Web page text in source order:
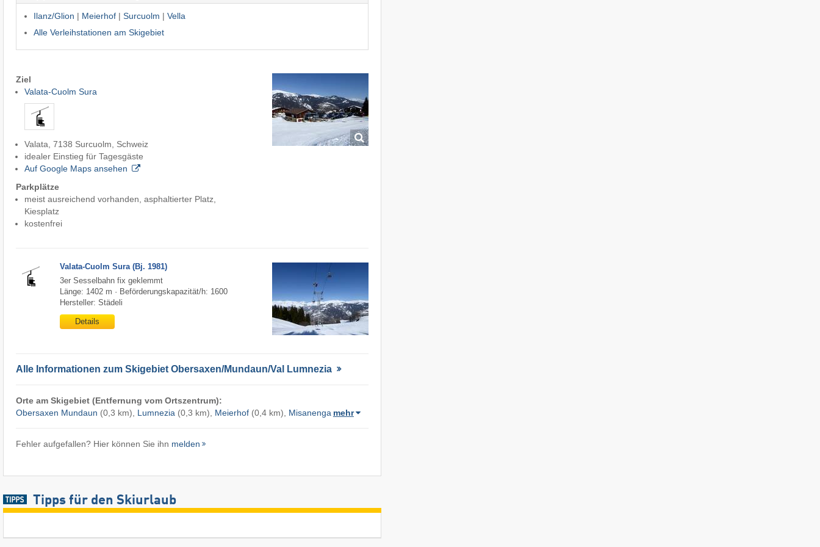
Ilanz/​Glion | Meierhof| Surcuolm | Vella
Alle Verleihstationen am Skigebiet
Ziel
Valata-Cuolm Sura
Valata, 7138 Surcuolm, Schweiz
idealer Einstieg für Tagesgäste
Auf Google Maps ansehen
Parkplätze
meist ausreichend vorhanden, asphaltierter Platz,
Kiesplatz
kostenfrei
Valata-Cuolm Sura (Bj. 1981)
3er Sesselbahn fix geklemmt
Länge: 1402 m · Beförderungskapazität/h: 1600
Hersteller: Städeli
Details
Alle Informationen zum Skigebiet Obersaxen/​Mundaun/​Val Lumnezia
Orte am Skigebiet (Entfernung vom Ortszentrum):
Obersaxen Mundaun (0,3 km), Lumnezia (0,3 km), Meierhof(0,4 km), Misanenga mehr
Fehler aufgefallen? Hier können Sie ihn melden
Tipps für den Skiurlaub